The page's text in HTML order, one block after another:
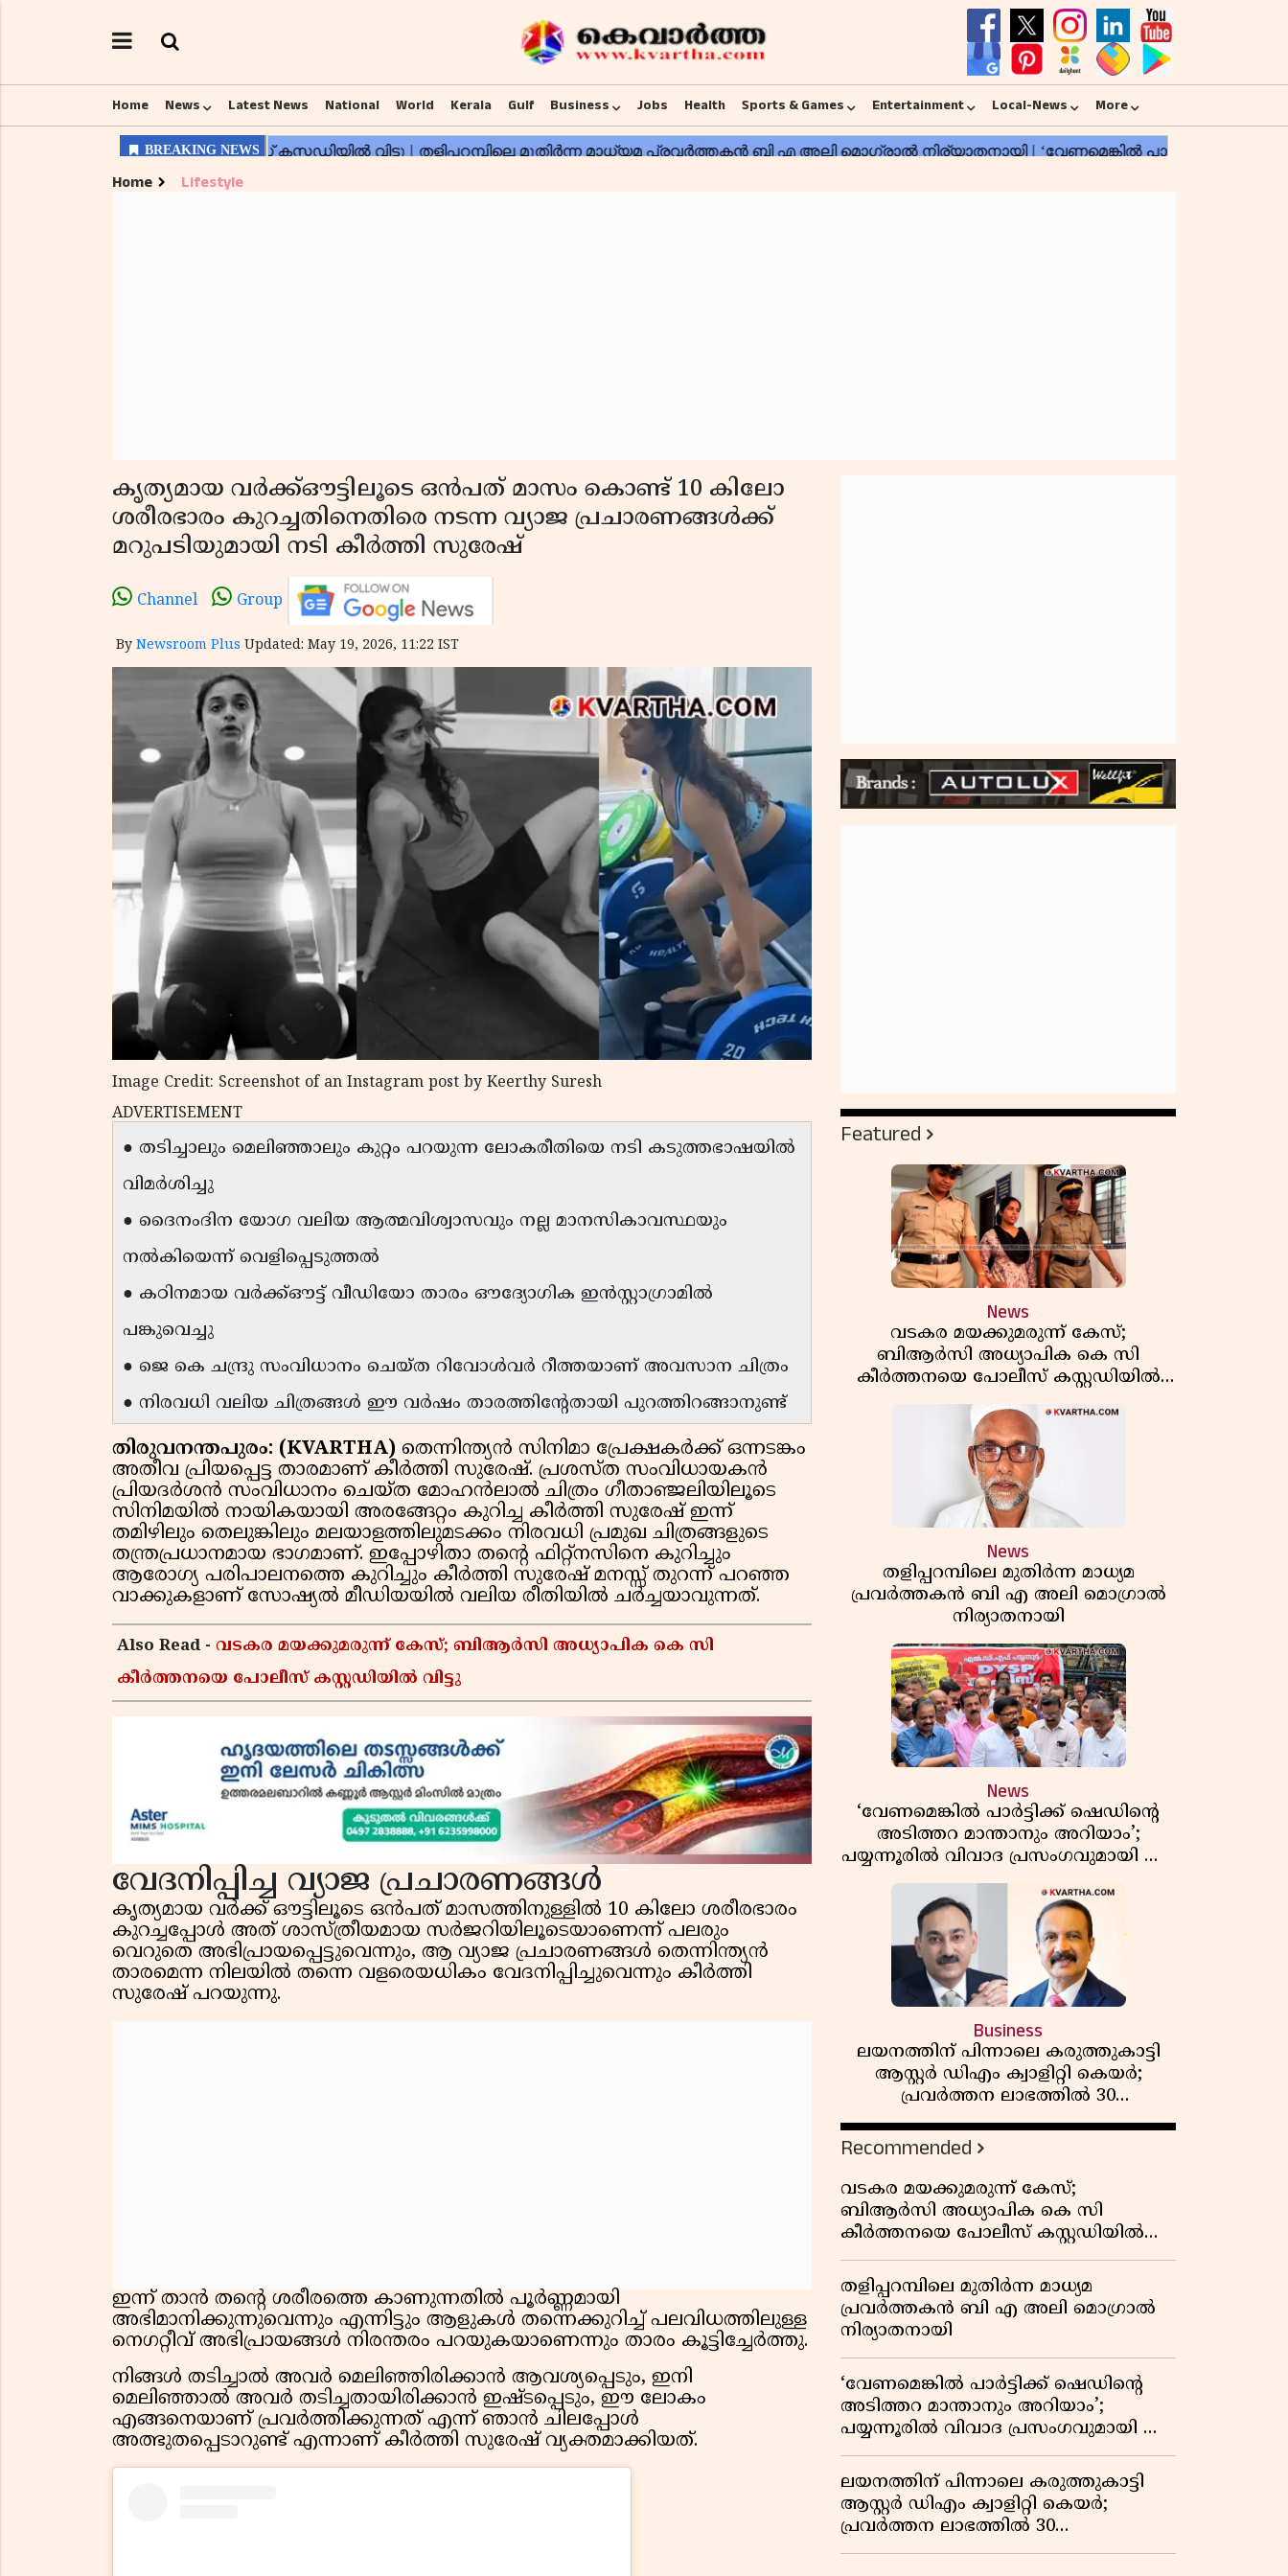
Home News Latest News National World Kerala Gulf Business Jobs Health Sports & Games Entertainment Local-News More
Home Lifestyle
കൃത്യമായ വർക്ക്ഔട്ടിലൂടെ ഒൻപത് മാസം കൊണ്ട് 10 കിലോ
ശരീരഭാരം കുറച്ചതിനെതിരെ നടന്ന വ്യാജ പ്രചാരണങ്ങൾക്ക്
മറുപടിയുമായി നടി കീർത്തി സുരേഷ്
Channel Group
By Newsroom Plus Updated: May 19, 2026, 11:22 IST
Image Credit: Screenshot of an Instagram post by Keerthy Suresh
ADVERTISEMENT
● തടിച്ചാലും മെലിഞ്ഞാലും കുറ്റം പറയുന്ന ലോകരീതിയെ നടി കടുത്തഭാഷയിൽ
വിമർശിച്ചു
● ദൈനംദിന യോഗ വലിയ ആത്മവിശ്വാസവും നല്ല മാനസികാവസ്ഥയും
നൽകിയെന്ന് വെളിപ്പെടുത്തൽ
● കഠിനമായ വർക്ക്ഔട്ട് വീഡിയോ താരം ഔദ്യോഗിക ഇൻസ്റ്റാഗ്രാമിൽ
പങ്കുവെച്ചു
● ജെ കെ ചന്ദ്രു സംവിധാനം ചെയ്ത റിവോൾവർ റീത്തയാണ് അവസാന ചിത്രം
● നിരവധി വലിയ ചിത്രങ്ങൾ ഈ വർഷം താരത്തിൻ്റേതായി പുറത്തിറങ്ങാനുണ്ട്
തിരുവനന്തപുരം: (KVARTHA) തെന്നിന്ത്യൻ സിനിമാ പ്രേക്ഷകർക്ക് ഒന്നടങ്കം
അതീവ പ്രിയപ്പെട്ട താരമാണ് കീർത്തി സുരേഷ്. പ്രശസ്ത സംവിധായകൻ
പ്രിയദർശൻ സംവിധാനം ചെയ്ത മോഹൻലാൽ ചിത്രം ഗീതാഞ്ജലിയിലൂടെ
സിനിമയിൽ നായികയായി അരങ്ങേറ്റം കുറിച്ച കീർത്തി സുരേഷ് ഇന്ന്
തമിഴിലും തെലുങ്കിലും മലയാളത്തിലുമടക്കം നിരവധി പ്രമുഖ ചിത്രങ്ങളുടെ
തന്ത്രപ്രധാനമായ ഭാഗമാണ്. ഇപ്പോഴിതാ തൻ്റെ ഫിറ്റ്നസിനെ കുറിച്ചും
ആരോഗ്യ പരിപാലനത്തെ കുറിച്ചും കീർത്തി സുരേഷ് മനസ്സ് തുറന്ന് പറഞ്ഞ
വാക്കുകളാണ് സോഷ്യൽ മീഡിയയിൽ വലിയ രീതിയിൽ ചർച്ചയാവുന്നത്.
Also Read - വടകര മയക്കുമരുന്ന് കേസ്; ബിആർസി അധ്യാപിക കെ സി
കീർത്തനയെ പോലീസ് കസ്റ്റഡിയിൽ വിട്ടു
വേദനിപ്പിച്ച വ്യാജ പ്രചാരണങ്ങൾ
കൃത്യമായ വർക്ക് ഔട്ടിലൂടെ ഒൻപത് മാസത്തിനുള്ളിൽ 10 കിലോ ശരീരഭാരം
കുറച്ചപ്പോൾ അത് ശാസ്ത്രീയമായ സർജറിയിലൂടെയാണെന്ന് പലരും
വെറുതെ അഭിപ്രായപ്പെട്ടുവെന്നും, ആ വ്യാജ പ്രചാരണങ്ങൾ തെന്നിന്ത്യൻ
താരമെന്ന നിലയിൽ തന്നെ വളരെയധികം വേദനിപ്പിച്ചുവെന്നും കീർത്തി
സുരേഷ് പറയുന്നു.
ഇന്ന് താൻ തൻ്റെ ശരീരത്തെ കാണുന്നതിൽ പൂർണ്ണമായി
അഭിമാനിക്കുന്നുവെന്നും എന്നിട്ടും ആളുകൾ തന്നെക്കുറിച്ച് പലവിധത്തിലുള്ള
നെഗറ്റീവ് അഭിപ്രായങ്ങൾ നിരന്തരം പറയുകയാണെന്നും താരം കൂട്ടിച്ചേർത്തു.
നിങ്ങൾ തടിച്ചാൽ അവർ മെലിഞ്ഞിരിക്കാൻ ആവശ്യപ്പെടും, ഇനി
മെലിഞ്ഞാൽ അവർ തടിച്ചതായിരിക്കാൻ ഇഷ്ടപ്പെടും, ഈ ലോകം
എങ്ങനെയാണ് പ്രവർത്തിക്കുന്നത് എന്ന് ഞാൻ ചിലപ്പോൾ
അത്ഭുതപ്പെടാറുണ്ട് എന്നാണ് കീർത്തി സുരേഷ് വ്യക്തമാക്കിയത്.
Featured
News
വടകര മയക്കുമരുന്ന് കേസ്;
ബിആർസി അധ്യാപിക കെ സി
കീർത്തനയെ പോലീസ് കസ്റ്റഡിയിൽ
News
തളിപ്പറമ്പിലെ മുതിർന്ന മാധ്യമ
പ്രവർത്തകൻ ബി എ അലി മൊഗ്രാൽ
നിര്യാതനായി
News
‘വേണമെങ്കിൽ പാർട്ടിക്ക് ഷെഡിൻ്റെ
അടിത്തറ മാന്താനും അറിയാം’;
പയ്യന്നൂരിൽ വിവാദ പ്രസംഗവുമായി കെ
കെ രാഗേഷ്
Business
ലയനത്തിന് പിന്നാലെ കരുത്തുകാട്ടി
ആസ്റ്റർ ഡിഎം ക്വാളിറ്റി കെയർ;
പ്രവർത്തന ലാഭത്തിൽ 30
ശതമാനത്തിൻ്റെ വളർച്ച,
വരുമാനത്തിലും ലാഭത്തിലും വൻ
കുതിപ്പ് രേഖപ്പെടുത്തി ആദ്യ പാദ
റിപ്പോർട്ട് പുറത്ത്
Recommended
വടകര മയക്കുമരുന്ന് കേസ്;
ബിആർസി അധ്യാപിക കെ സി
കീർത്തനയെ പോലീസ് കസ്റ്റഡിയിൽ
വിട്ടു
തളിപ്പറമ്പിലെ മുതിർന്ന മാധ്യമ
പ്രവർത്തകൻ ബി എ അലി മൊഗ്രാൽ
നിര്യാതനായി
‘വേണമെങ്കിൽ പാർട്ടിക്ക് ഷെഡിൻ്റെ
അടിത്തറ മാന്താനും അറിയാം’;
പയ്യന്നൂരിൽ വിവാദ പ്രസംഗവുമായി കെ
കെ രാഗേഷ്
ലയനത്തിന് പിന്നാലെ കരുത്തുകാട്ടി
ആസ്റ്റർ ഡിഎം ക്വാളിറ്റി കെയർ;
പ്രവർത്തന ലാഭത്തിൽ 30
ശതമാനത്തിൻ്റെ വളർച്ച,